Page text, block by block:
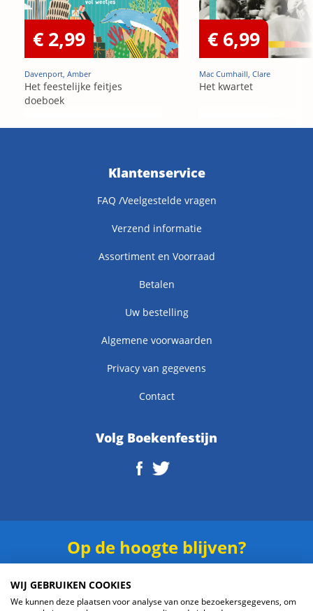
€ 2,99
Davenport, Amber
Het feestelijke feitjes
doeboek
€ 6,99
Mac Cumhaill, Clare
Het kwartet
Klantenservice
FAQ /Veelgestelde vragen
Verzend informatie
Assortiment en Voorraad
Betalen
Uw bestelling
Algemene voorwaarden
Privacy van gegevens
Contact
Volg Boekenfestijn
Op de hoogte blijven?
WIJ GEBRUIKEN COOKIES
We kunnen deze plaatsen voor analyse van onze bezoekersgegevens, om